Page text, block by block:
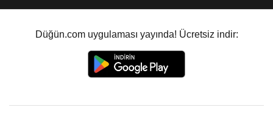
Düğün.com uygulaması yayında! Ücretsiz indir: